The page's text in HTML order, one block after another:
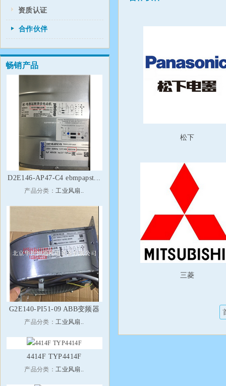
资质认证
合作伙伴
畅销产品
D2E146-AP47-C4 ebmpapst...
产品分类：工业风扇..
G2E140-PI51-09 ABB变频器
产品分类：工业风扇..
4414F TYP4414F
产品分类：工业风扇..
松下
三菱